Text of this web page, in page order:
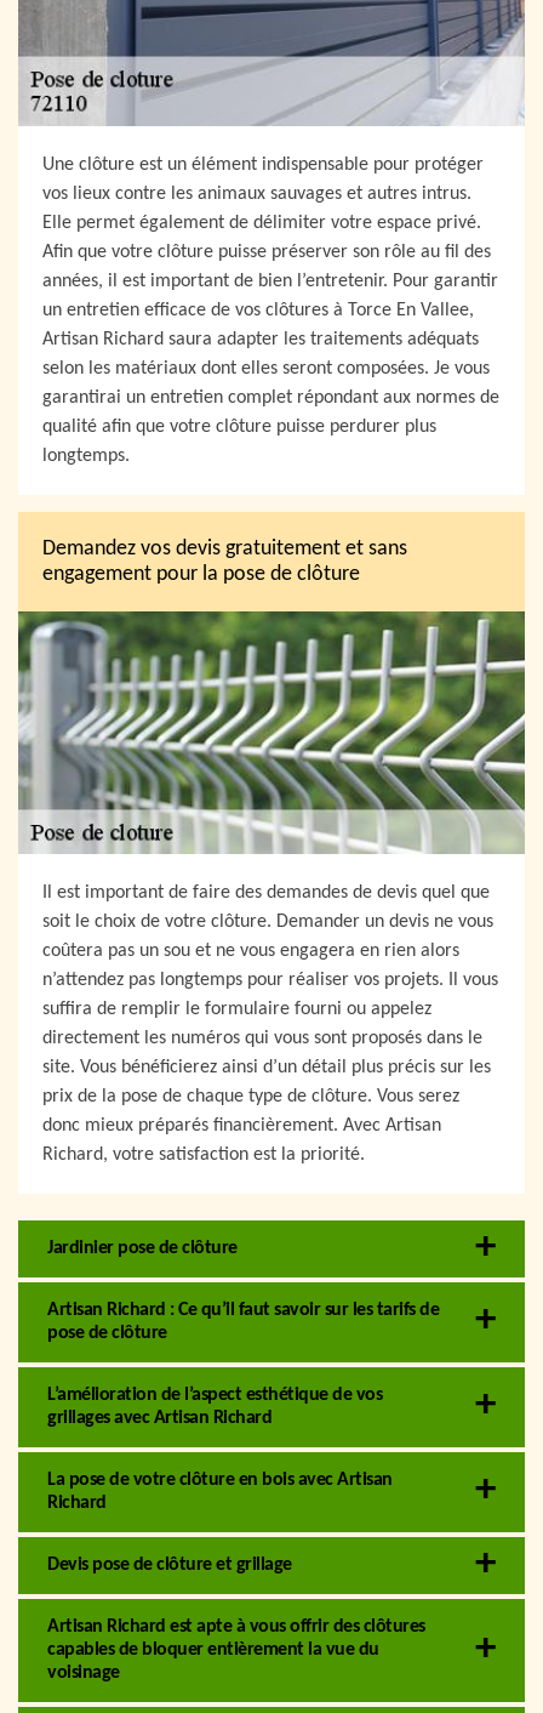
Une clôture est un élément indispensable pour protéger
vos lieux contre les animaux sauvages et autres intrus.
Elle permet également de délimiter votre espace privé.
Afin que votre clôture puisse préserver son rôle au fil des
années, il est important de bien l’entretenir. Pour garantir
un entretien efficace de vos clôtures à Torce En Vallee,
Artisan Richard saura adapter les traitements adéquats
selon les matériaux dont elles seront composées. Je vous
garantirai un entretien complet répondant aux normes de
qualité afin que votre clôture puisse perdurer plus
longtemps.
Demandez vos devis gratuitement et sans
engagement pour la pose de clôture
Il est important de faire des demandes de devis quel que
soit le choix de votre clôture. Demander un devis ne vous
coûtera pas un sou et ne vous engagera en rien alors
n’attendez pas longtemps pour réaliser vos projets. Il vous
suffira de remplir le formulaire fourni ou appelez
directement les numéros qui vous sont proposés dans le
site. Vous bénéficierez ainsi d’un détail plus précis sur les
prix de la pose de chaque type de clôture. Vous serez
donc mieux préparés financièrement. Avec Artisan
Richard, votre satisfaction est la priorité.
Jardinier pose de clôture
Artisan Richard : Ce qu’il faut savoir sur les tarifs de
pose de clôture
L’amélioration de l’aspect esthétique de vos
grillages avec Artisan Richard
La pose de votre clôture en bois avec Artisan
Richard
Devis pose de clôture et grillage
Artisan Richard est apte à vous offrir des clôtures
capables de bloquer entièrement la vue du
voisinage